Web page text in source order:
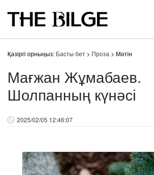
Қазіргі орныңыз: Басты бет > Проза > Мәтін
Мағжан Жұмабаев.
Шолпанның күнәсі
2025/02/05 12:46:07